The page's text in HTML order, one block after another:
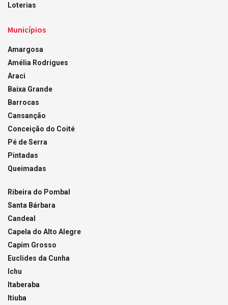
Loterias
Municípios
Amargosa
Amélia Rodrigues
Araci
Baixa Grande
Barrocas
Cansanção
Conceição do Coité
Pé de Serra
Pintadas
Queimadas
Ribeira do Pombal
Santa Bárbara
Candeal
Capela do Alto Alegre
Capim Grosso
Euclides da Cunha
Ichu
Itaberaba
Itiuba